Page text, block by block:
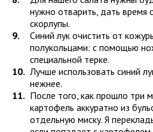
нужно отварить, дать время
скорлупы.
Синий лук очистить от
полукольцами: с помощью
специальной терке.
Лучше использовать синий
нежнее.
После того, как прошло три
картофель аккуратно из
отдельную миску. Я